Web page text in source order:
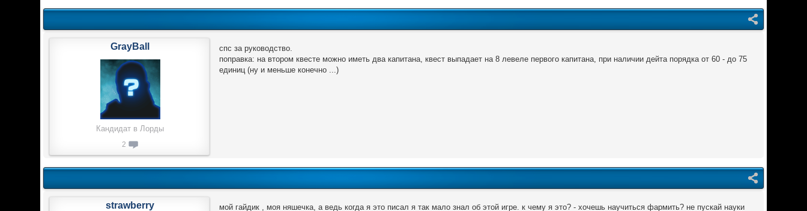
спс за руководство.
поправка: на втором квесте можно иметь два капитана, квест выпадает на 8 левеле первого капитана, при наличии дейта порядка от 60 - до 75
единиц (ну и меньше конечно ...)
GrayBall
Кандидат в Лорды
2
мой гайдик , моя няшечка, а ведь когда я это писал я так мало знал об этой игре. к чему я это? - хочешь научиться фармить? не пускай науки
strawberry